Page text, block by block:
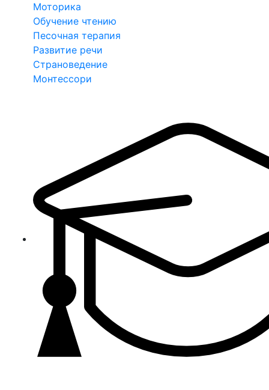
Моторика
Обучение чтению
Песочная терапия
Развитие речи
Страноведение
Монтессори